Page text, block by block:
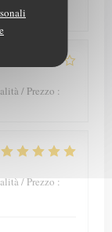
/ Prezzo :
/ Prezzo :